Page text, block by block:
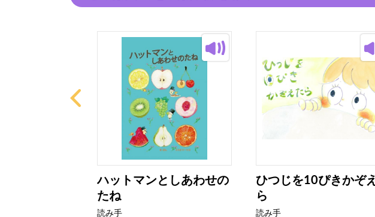
ハットマンとしあわせの
たね
読み手
ひつじを10ぴきかぞ
ら
読み手